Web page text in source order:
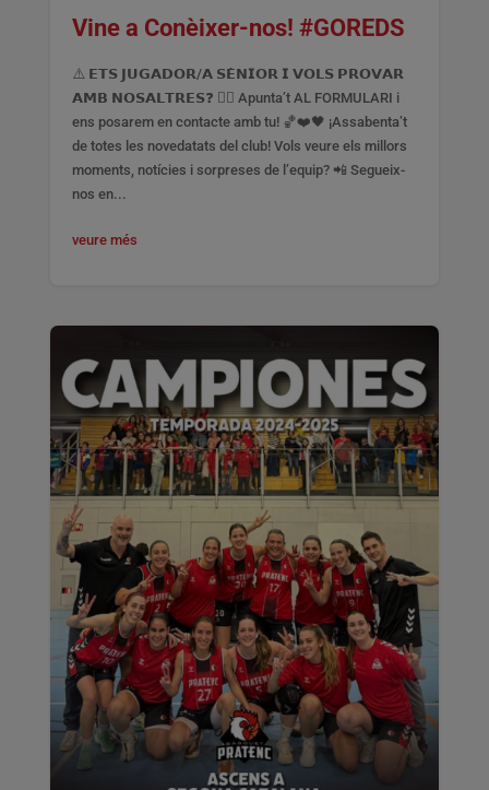
Vine a Conèixer-nos! #GOREDS
⚠️ 𝗘𝗧𝗦 𝗝𝗨𝗚𝗔𝗗𝗢𝗥/𝗔 𝗦𝗘̀𝗡𝗜𝗢𝗥 𝗜 𝗩𝗢𝗟𝗦 𝗣𝗥𝗢𝗩𝗔𝗥
𝗔𝗠𝗕 𝗡𝗢𝗦𝗔𝗟𝗧𝗥𝗘𝗦❓ 👉🏻 Apunta’t AL FORMULARI i
ens posarem en contacte amb tu! 🏀❤️🖤 ¡Assabenta’t
de totes les novedatats del club! Vols veure els millors
moments, notícies i sorpreses de l’equip? 📲 Segueix-
nos en...
veure més